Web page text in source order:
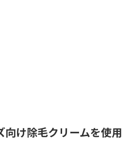
向け除毛クリームを使用